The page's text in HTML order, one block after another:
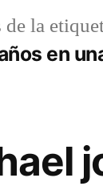
la
en